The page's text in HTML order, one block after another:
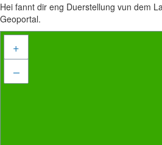
Hei fannt dir eng Duerstellung vun dem
Geoportal.
+
–